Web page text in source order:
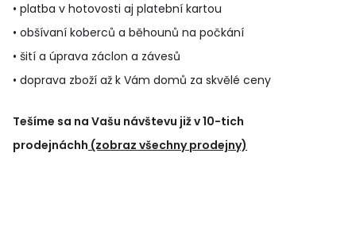
• platba v hotovosti aj platební kartou
• obšívaní koberců a běhounů na počkání
• šití a úprava záclon a závesů
• doprava zboží až k Vám domů za skvělé ceny
Tešíme sa na Vašu návštevu již v 10-tich
prodejnáchh (zobraz všechny prodejny)